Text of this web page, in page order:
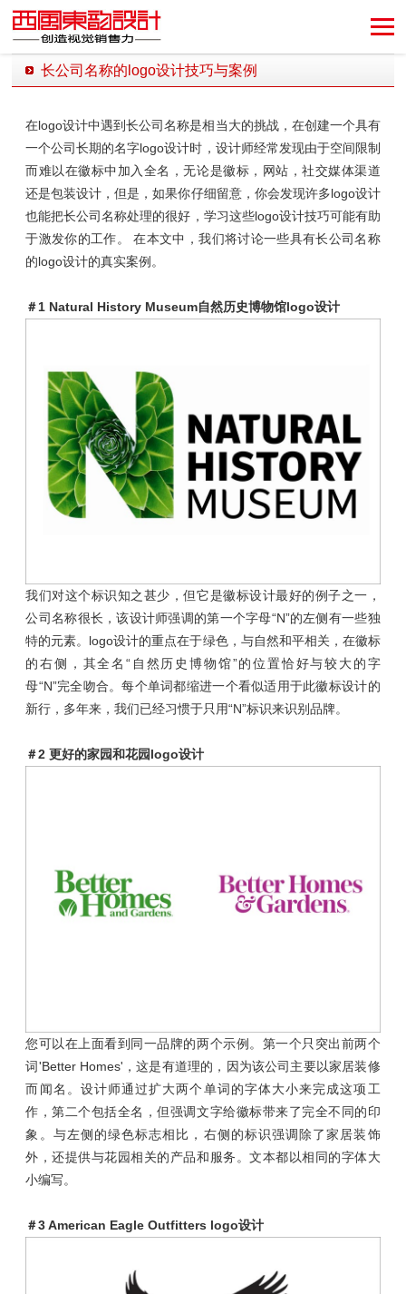
长公司名称的logo设计技巧与案例
在logo设计中遇到长公司名称是相当大的挑战，在创建一个具有
一个公司长期的名字logo设计时，设计师经常发现由于空间限制
而难以在徽标中加入全名，无论是徽标，网站，社交媒体渠道
还是包装设计，但是，如果你仔细留意，你会发现许多logo设计
也能把长公司名称处理的很好，学习这些logo设计技巧可能有助
于激发你的工作。 在本文中，我们将讨论一些具有长公司名称
的logo设计的真实案例。
＃1 Natural History Museum自然历史博物馆logo设计
我们对这个标识知之甚少，但它是徽标设计最好的例子之一，
公司名称很长，该设计师强调的第一个字母“N”的左侧有一些独
特的元素。logo设计的重点在于绿色，与自然和平相关，在徽标
的右侧，其全名“自然历史博物馆”的位置恰好与较大的字
母“N”完全吻合。每个单词都缩进一个看似适用于此徽标设计的
新行，多年来，我们已经习惯于只用“N”标识来识别品牌。
＃2 更好的家园和花园logo设计
您可以在上面看到同一品牌的两个示例。第一个只突出前两个
词'Better Homes'，这是有道理的，因为该公司主要以家居装修
而闻名。设计师通过扩大两个单词的字体大小来完成这项工
作，第二个包括全名，但强调文字给徽标带来了完全不同的印
象。与左侧的绿色标志相比，右侧的标识强调除了家居装饰
外，还提供与花园相关的产品和服务。文本都以相同的字体大
小编写。
＃3 American Eagle Outfitters logo设计